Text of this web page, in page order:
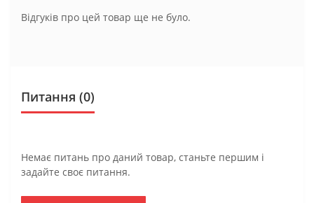
Відгуків про цей товар ще не було.
Питання (0)
Немає питань про даний товар, станьте першим і
задайте своє питання.